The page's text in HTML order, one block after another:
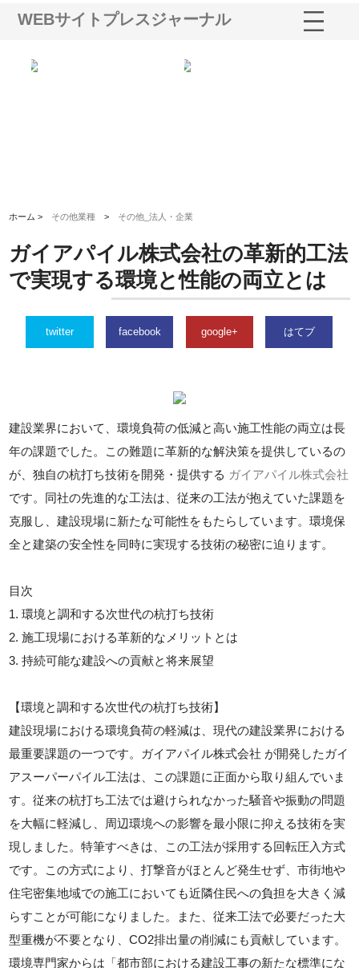
WEBサイトプレスジャーナル
ホーム > その他業種 > その他_法人・企業
ガイアパイル株式会社の革新的工法
で実現する環境と性能の両立とは
twitter facebook google+ はてブ
建設業界において、環境負荷の低減と高い施工性能の両立は長
年の課題でした。この難題に革新的な解決策を提供しているの
が、独自の杭打ち技術を開発・提供する ガイアパイル株式会社
です。同社の先進的な工法は、従来の工法が抱えていた課題を
克服し、建設現場に新たな可能性をもたらしています。環境保
全と建築の安全性を同時に実現する技術の秘密に迫ります。
目次
1. 環境と調和する次世代の杭打ち技術
2. 施工現場における革新的なメリットとは
3. 持続可能な建設への貢献と将来展望
【環境と調和する次世代の杭打ち技術】
建設現場における環境負荷の軽減は、現代の建設業界における
最重要課題の一つです。ガイアパイル株式会社 が開発したガイ
アスーパーパイル工法は、この課題に正面から取り組んでいま
す。従来の杭打ち工法では避けられなかった騒音や振動の問題
を大幅に軽減し、周辺環境への影響を最小限に抑える技術を実
現しました。特筆すべきは、この工法が採用する回転圧入方式
です。この方式により、打撃音がほとんど発生せず、市街地や
住宅密集地域での施工においても近隣住民への負担を大きく減
らすことが可能になりました。また、従来工法で必要だった大
型重機が不要となり、CO2排出量の削減にも貢献しています。
環境専門家からは「都市部における建設工事の新たな標準にな